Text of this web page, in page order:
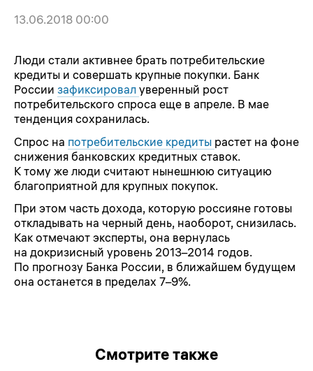
13.06.2018 00:00
Люди стали активнее брать потребительские
кредиты и совершать крупные покупки. Банк
России зафиксировал уверенный рост
потребительского спроса еще в апреле. В мае
тенденция сохранилась.
Спрос на потребительские кредиты растет на фоне
снижения банковских кредитных ставок.
К тому же люди считают нынешнюю ситуацию
благоприятной для крупных покупок.
При этом часть дохода, которую россияне готовы
откладывать на черный день, наоборот, снизилась.
Как отмечают эксперты, она вернулась
на докризисный уровень 2013–2014 годов.
По прогнозу Банка России, в ближайшем будущем
она останется в пределах 7–9%.
Смотрите также